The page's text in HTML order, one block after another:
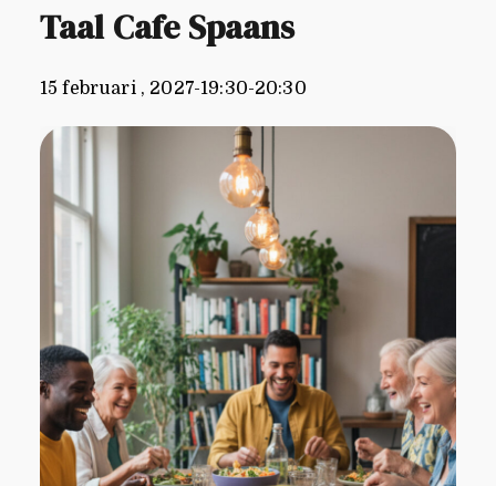
Taal Cafe Spaans
15 februari , 2027-19:30-20:30